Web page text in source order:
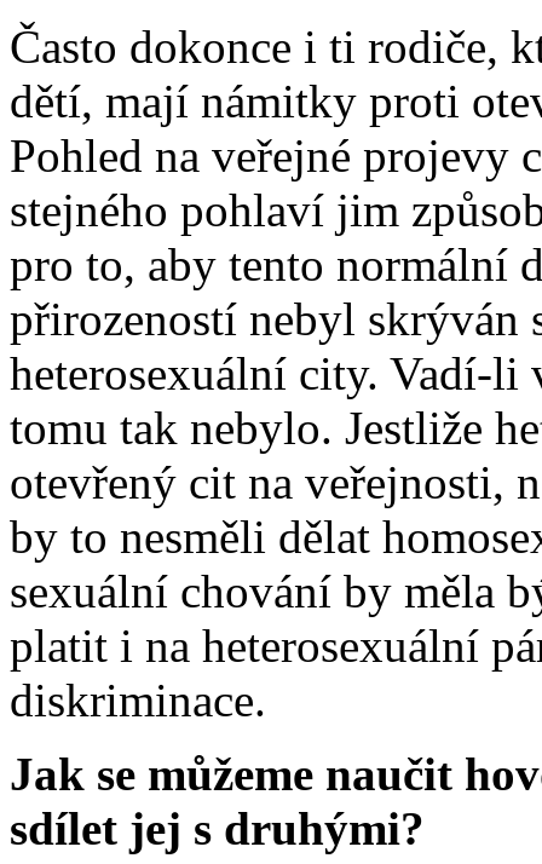
Často dokonce i ti rodiče,
dětí, mají námitky proti
Pohled na veřejné projevy
stejného pohlaví jim
pro to, aby tento normální
přirozeností nebyl skrýván
heterosexuální city. Vadí-li
tomu tak nebylo. Jestliže
otevřený cit na veřejnosti,
by to nesměli dělat
sexuální chování by měla
platit i na heterosexuální
diskriminace.
Jak se můžeme naučit
sdílet jej s druhými?